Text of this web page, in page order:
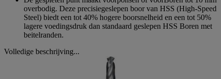
overbodig. Deze precisiegeslepen boor van HSS (High-Speed
Steel) biedt een tot 40% hogere boorsnelheid en een tot 50%
lagere voedingsdruk dan standaard geslepen HSS Boren met
beitelranden.
Volledige beschrijving...